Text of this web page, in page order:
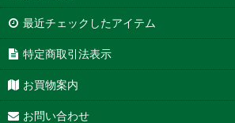
最近チェックしたアイテム
特定商取引法表示
お買物案内
お問い合わせ